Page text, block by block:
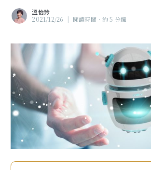
溫怡玲
2021/12/26
| 閱讀時間‧約 5 分鐘